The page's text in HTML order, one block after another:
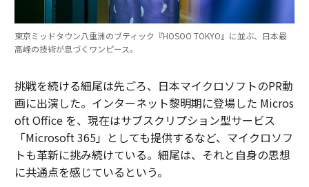
東京ミッドタウン八重洲のブティック『HOSOO TOKYO』に並ぶ、日本最
高峰の技術が息づくワンピース。
挑戦を続ける細尾は先ごろ、日本マイクロソフトのPR動
画に出演した。インターネット黎明期に登場した Micros
oft Office を、現在はサブスクリプション型サービス
「Microsoft 365」としても提供するなど、マイクロソフ
トも革新に挑み続けている。細尾は、それと自身の思想
に共通点を感じているという。